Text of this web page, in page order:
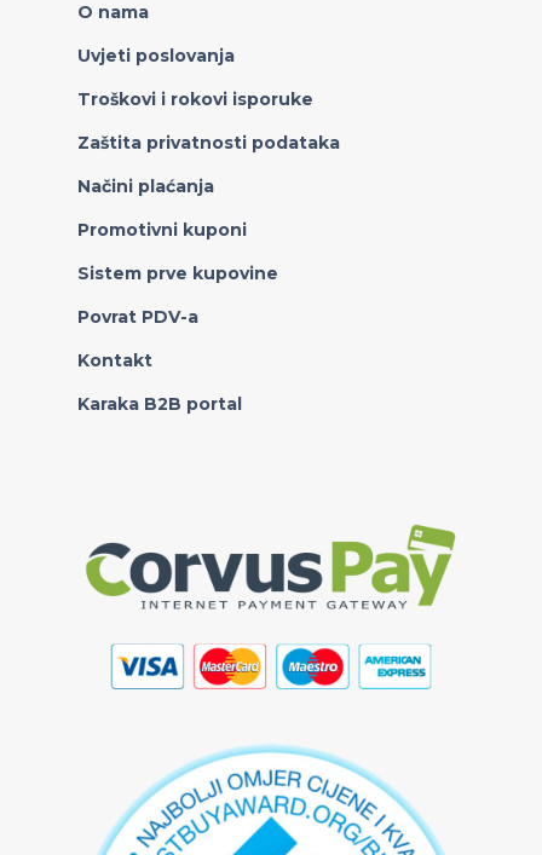
O nama
Uvjeti poslovanja
Troškovi i rokovi isporuke
Zaštita privatnosti podataka
Načini plaćanja
Promotivni kuponi
Sistem prve kupovine
Povrat PDV-a
Kontakt
Karaka B2B portal